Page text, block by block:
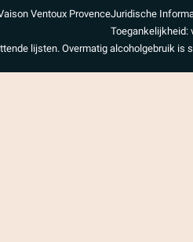
Ventoux ProvenceJuridische
Toegankelijkheid:
lijsten. Overmatig alcoholgebruik is